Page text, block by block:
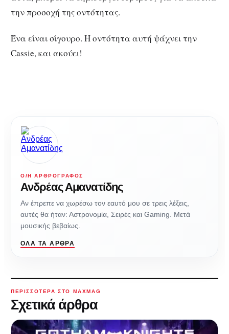
την προσοχή της οντότητας.
Ένα είναι σίγουρο. Η οντότητα αυτή ψάχνει την
Cassie, και ακούει!
Ο/Η ΑΡΘΡΟΓΡΆΦΟΣ
Ανδρέας Αμανατίδης
Αν έπρεπε να χωρέσω τον εαυτό μου σε τρεις λέξεις,
αυτές θα ήταν: Αστρονομία, Σειρές και Gaming. Μετά
μουσικής βεβαίως.
ΌΛΑ ΤΑ ΆΡΘΡΑ
ΠΕΡΙΣΣΌΤΕΡΑ ΣΤΟ MAXMAG
Σχετικά άρθρα